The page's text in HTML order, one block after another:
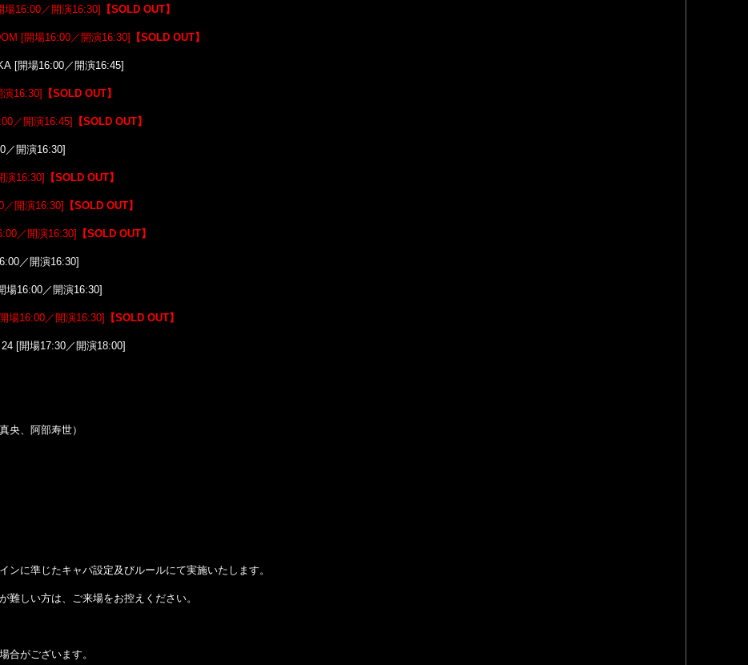
場16:00／開演16:30] 【SOLD OUT】
[開場16:00／開演16:30] 【SOLD OUT】
[開場16:00／開演16:45]
演16:30] 【SOLD OUT】
／開演16:45] 【SOLD OUT】
／開演16:30]
演16:30] 【SOLD OUT】
開演16:30] 【SOLD OUT】
／開演16:30] 【SOLD OUT】
／開演16:30]
場16:00／開演16:30]
場16:00／開演16:30] 【SOLD OUT】
[開場17:30／開演18:00]
央、阿部寿世）
ンに準じたキャパ設定及びルールにて実施いたします。
難しい方は、ご来場をお控えください。
合がございます。